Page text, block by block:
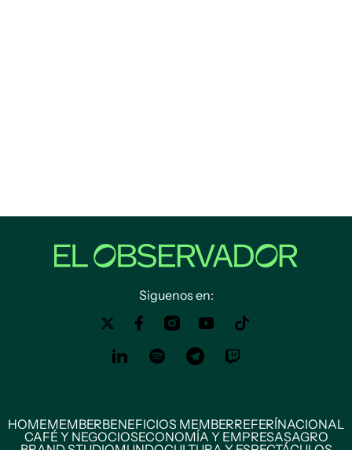
Siguenos en:
HOMEMEMBERBENEFICIOS MEMBERREFERÍNACIONAL
CAFÉ Y NEGOCIOSECONOMÍA Y EMPRESASAGRO